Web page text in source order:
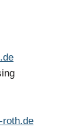
roth.de